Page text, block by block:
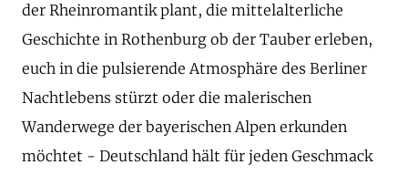
der Rheinromantik plant, die mittelalterliche
Geschichte in Rothenburg ob der Tauber erleben,
euch in die pulsierende Atmosphäre des Berliner
Nachtlebens stürzt oder die malerischen
Wanderwege der bayerischen Alpen erkunden
möchtet - Deutschland hält für jeden Geschmack